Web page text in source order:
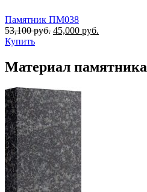
Памятник ПМ038
53,100руб. 45,000 руб.
Купить
Материал памятника